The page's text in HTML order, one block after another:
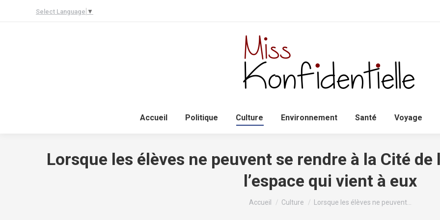
Select Language ▼
Accueil
Politique Culture Environnement Santé Voyage
Lorsque les élèves ne peuvent se rendre à la Cité de
l’espace qui vient à eux
Vous êtes ici :
Accueil Culture Lorsque les élèves ne peuvent…